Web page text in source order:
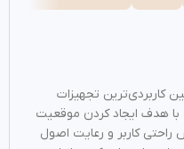
کاربردی‌ترین تجهیزات
با هدف ایجاد کردن موقعیت
راحتی کاربر و رعایت اصول